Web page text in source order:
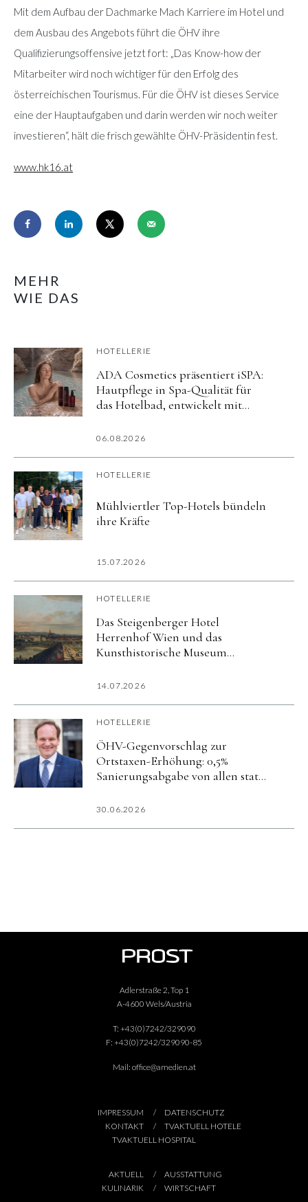
Mit dem Aufbau der Dachmarke Mach Karriere im Hotel und
dem Ausbau des Angebots führt die ÖHV ihre
Qualifizierungsoffensive jetzt fort: „Das Know-how der
Mitarbeiter wird noch wichtiger für den Erfolg des
österreichischen Tourismus. Für die ÖHV ist dieses Service
eine der Hauptaufgaben und darin werden wir noch weiter
investieren“, hält die frisch gewählte ÖHV-Präsidentin fest.
www.hk16.at
MEHR
WIE DAS
HOTELLERIE
ADA Cosmetics präsentiert iSPA:
Hautpflege in Spa-Qualität für
das Hotelbad, entwickelt mit
06.08.2026
HOTELLERIE
Mühlviertler Top-Hotels bündeln
ihre Kräfte
15.07.2026
HOTELLERIE
Das Steigenberger Hotel
Herrenhof Wien und das
Kunsthistorische Museum
Package zur Ausstellung
14.07.2026
HOTELLERIE
ÖHV-Gegenvorschlag zur
Ortstaxen-Erhöhung: 0,5%
Sanierungsabgabe von allen statt
30.06.2026
Adlerstraße 2, Top 1
A-4600 Wels/Austria
T: +43(0)7242/329090
F: +43(0)7242/329090-85
Mail: office@amedien.at
IMPRESSUM
DATENSCHUTZ
KONTAKT
TVAKTUELL HOTELE
TVAKTUELL HOSPITAL
AKTUELL
AUSSTATTUNG
KULINARIK
WIRTSCHAFT